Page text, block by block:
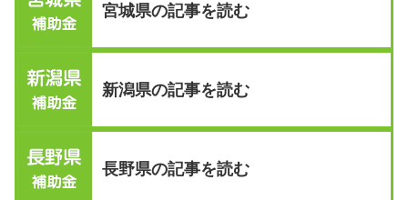
宮城県の記事を読む
新潟県の記事を読む
長野県の記事を読む